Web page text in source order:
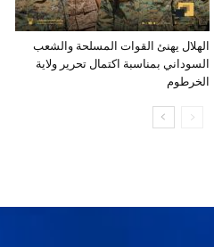
الهلال يهنئ القوات المسلحة والشعب
السوداني بمناسبة اكتمال تحرير ولاية
الخرطوم